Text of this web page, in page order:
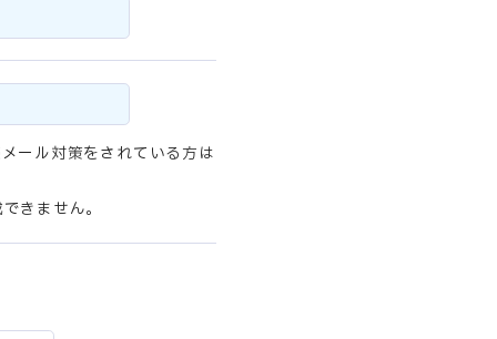
ール対策をされている方は
きません。